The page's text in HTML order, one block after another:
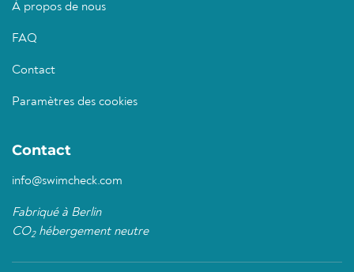
À propos de nous
FAQ
Contact
Paramètres des cookies
Contact
info@swimcheck.com
Fabriqué à Berlin
CO2hébergement neutre